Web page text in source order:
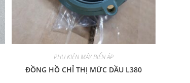
PHỤ KIỆN MÁY BIẾN ÁP
ĐỒNG HỒ CHỈ THỊ MỨC DẦU L380